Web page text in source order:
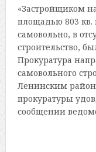
«Застройщиком
площадью 803 кв.
самовольно, в
строительство,
Прокуратура
самовольного
Ленинским
прокуратуры
сообщении